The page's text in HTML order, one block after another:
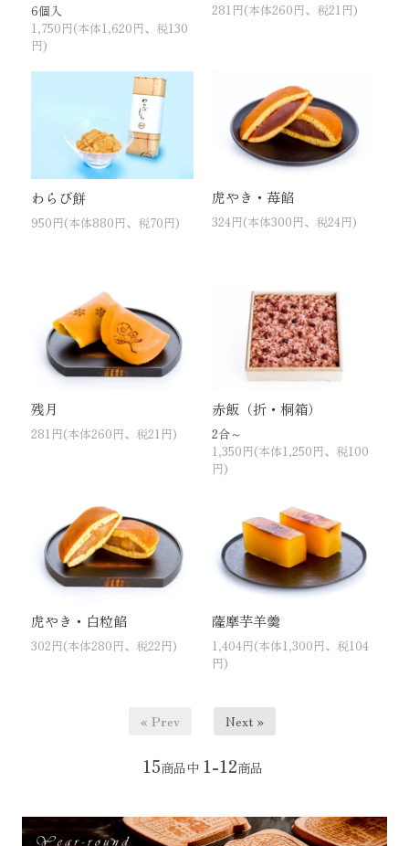
6個入
1,750円(本体1,620円、税130
円)
281円(本体260円、税21円)
わらび餅
950円(本体880円、税70円)
虎やき・苺餡
324円(本体300円、税24円)
残月
281円(本体260円、税21円)
赤飯（折・桐箱）
2合～
1,350円(本体1,250円、税100
円)
虎やき・白粒餡
302円(本体280円、税22円)
薩摩芋羊羹
1,404円(本体1,300円、税104
円)
« Prev Next »
15商品中 1-12商品